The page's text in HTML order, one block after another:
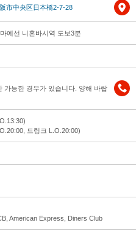
市中央区日本橋2-7-28
에선 니혼바시역 도보3분
가능한 경우가 있습니다. 양해 바랍
드링크 L.O.20:00)
American Express, Diners Club